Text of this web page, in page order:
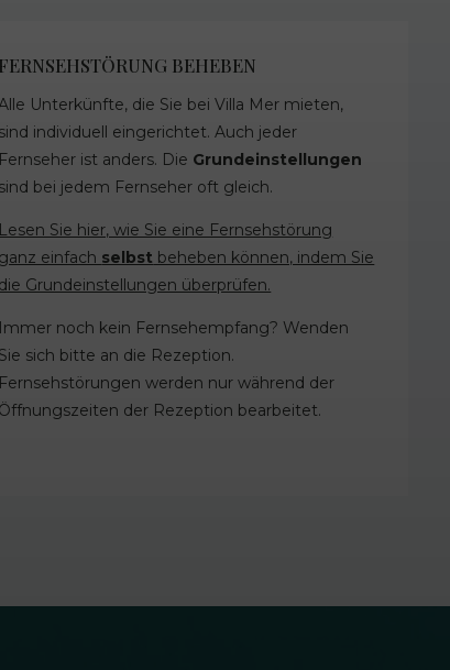
FERNSEHSTÖRUNG BEHEBEN
Unterkünfte, die Sie bei Villa Mer mieten,
sind individuell eingerichtet. Auch jeder
Fernseher ist anders. Die Grundeinstellungen
sind bei jedem Fernseher oft gleich.
Lesen Sie hier, wie Sie eine Fernsehstörung
ganz einfach selbst beheben können, indem Sie
die Grundeinstellungen überprüfen.
Immer noch kein Fernsehempfang? Wenden
Sie sich bitte an die Rezeption.
Fernsehstörungen werden nur während der
Öffnungszeiten der Rezeption bearbeitet.